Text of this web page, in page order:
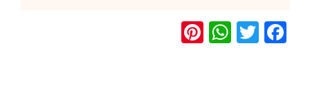
Facebook
Twitter
WhatsApp